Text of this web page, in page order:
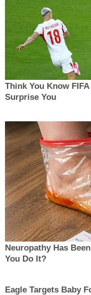
Think You Know
Surprise You
Neuropathy Has
You Do It?
Eagle Targets Baby